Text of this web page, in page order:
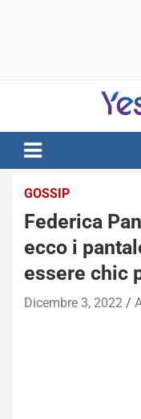
notizie di
GOSSIP
Federica
ecco i
essere chic
Dicembre 3, 2022